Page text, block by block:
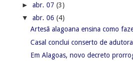
► abr. 07 (3)
▼ abr. 06 (4)
Artesã alagoana ensina como
Casal conclui conserto de
Em Alagoas, novo decreto